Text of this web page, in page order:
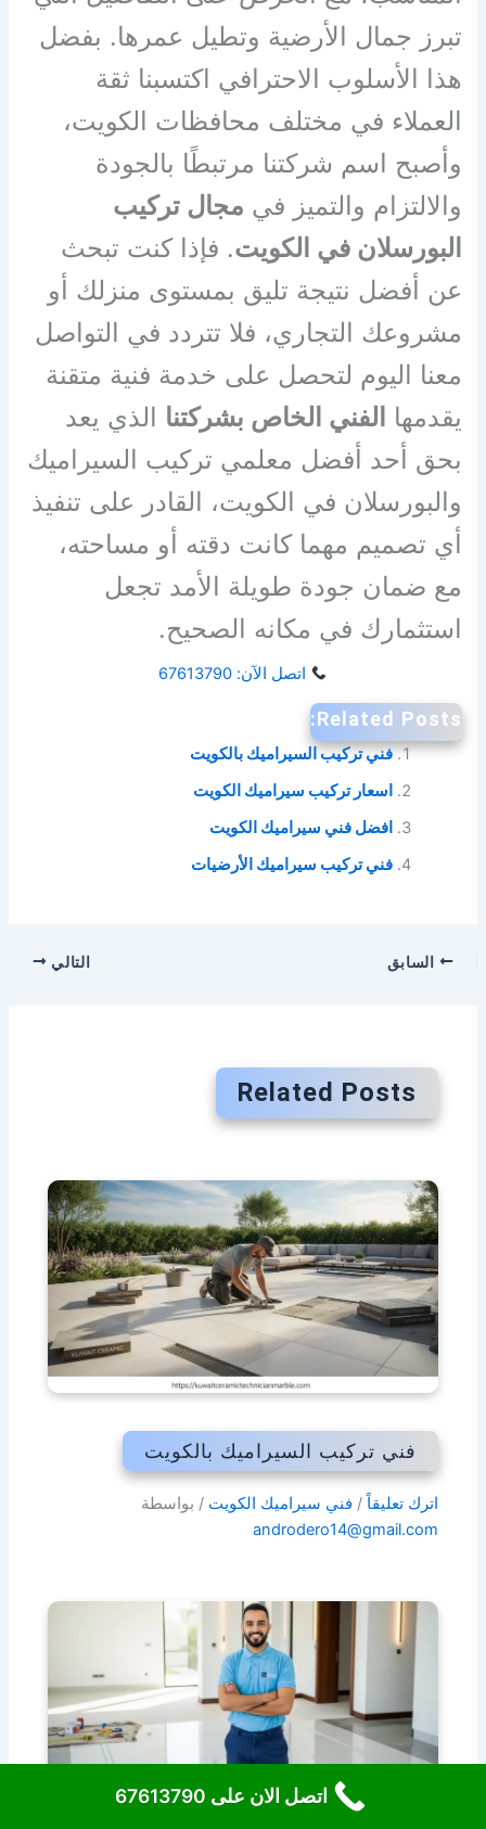
تبرز جمال الأرضية وتطيل عمرها. بفضل
هذا الأسلوب الاحترافي اكتسبنا ثقة
العملاء في مختلف محافظات الكويت،
وأصبح اسم شركتنا مرتبطًا بالجودة
والالتزام والتميز في مجال تركيب
البورسلان في الكويت. فإذا كنت تبحث
عن أفضل نتيجة تليق بمستوى منزلك أو
مشروعك التجاري، فلا تتردد في التواصل
معنا اليوم لتحصل على خدمة فنية متقنة
يقدمها الفني الخاص بشركتنا الذي يعد
بحق أحد أفضل معلمي تركيب السيراميك
والبورسلان في الكويت، القادر على تنفيذ
أي تصميم مهما كانت دقته أو مساحته،
مع ضمان جودة طويلة الأمد تجعل
استثمارك في مكانه الصحيح.
اتصل الآن: 67613790
Related Posts:
فني تركيب السيراميك بالكويت
اسعار تركيب سيراميك الكويت
افضل فني سيراميك الكويت
فني تركيب سيراميك الأرضيات
السابق التالي
Related Posts
فني تركيب السيراميك بالكويت
اترك تعليقاً / فني سيراميك الكويت / بواسطة
androdero14@gmail.com
اتصل الان على 67613790